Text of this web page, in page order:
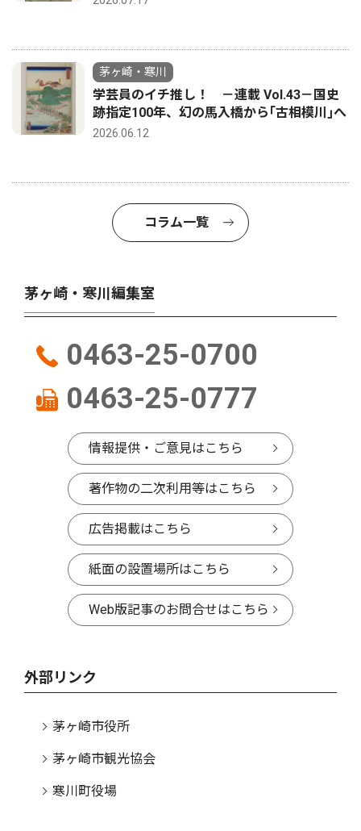
茅ヶ崎・寒川
学芸員のイチ推し！ －連載 Vol.43－国史
跡指定100年、幻の馬入橋から｢古相模川｣へ
2026.06.12
コラム一覧
茅ヶ崎・寒川編集室
0463-25-0700
0463-25-0777
情報提供・ご意見はこちら
著作物の二次利用等はこちら
広告掲載はこちら
紙面の設置場所はこちら
Web版記事のお問合せはこちら
外部リンク
茅ヶ崎市役所
茅ヶ崎市観光協会
寒川町役場